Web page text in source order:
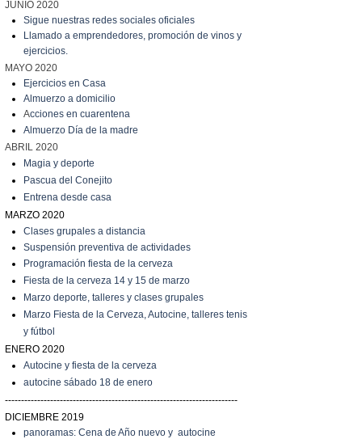
JUNIO 2020
Sigue nuestras redes sociales oficiales
Llamado a emprendedores, promoción de vinos y
ejercicios.
MAYO 2020
Ejercicios en Casa
Almuerzo a domicilio
Acciones en cuarentena
Almuerzo Día de la madre
ABRIL 2020
Magia y deporte
Pascua del Conejito
Entrena desde casa
MARZO 2020
C lases grupales a distancia
Suspensión preventiva de actividades
Programación fiesta de la cerveza
Fiesta de la cerveza 14 y 15 de marzo
Marzo deporte, talleres y clases grupales
Marzo Fiesta de la Cerveza, Autocine, talleres tenis
y fútbol
ENERO 2020
Autocine y fiesta de la cerveza
autocine sábado 18 de enero
------------------------------------------------------------------------
DICIEMBRE 2019
panoramas: Cena de Año nuevo y autocine